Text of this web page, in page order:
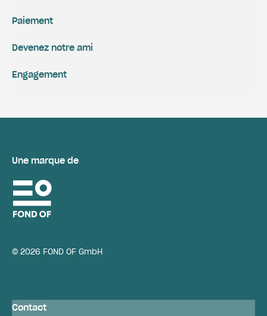
Paiement
Engagement
Devenez notre ami
Une marque de
© 2026 FOND OF GmbH
Contact